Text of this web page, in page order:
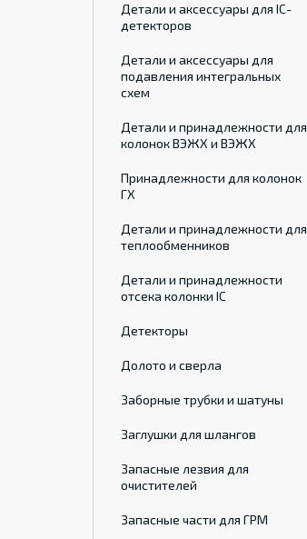
Детали и аксессуары для IC-
детекторов
Детали и аксессуары для
подавления интегральных
схем
Детали и принадлежности для
колонок ВЭЖХ и ВЭЖХ
Принадлежности для колонок
ГХ
Детали и принадлежности для
теплообменников
Детали и принадлежности
отсека колонки IC
Детекторы
Долото и сверла
Заборные трубки и шатуны
Заглушки для шлангов
Запасные лезвия для
очистителей
Запасные части для ГРМ